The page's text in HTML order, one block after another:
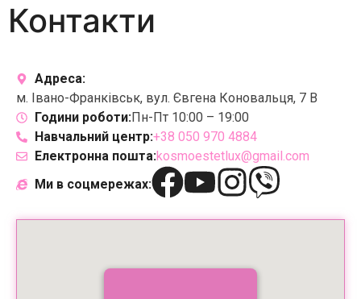
Контакти
Адреса:
м. Івано-Франківськ, вул. Євгена Коновальця, 7 В
Години роботи:Пн-Пт 10:00 – 19:00
Навчальний центр:+38 050 970 4884
Електронна пошта:kosmoestetlux@gmail.com
Ми в соцмережах: